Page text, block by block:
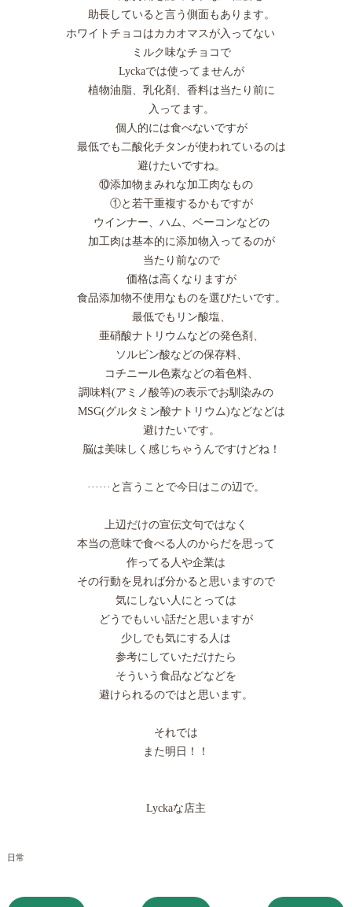
助長していると言う側面もあります。
ホワイトチョコはカカオマスが入ってない
ミルク味なチョコで
Lyckaでは使ってませんが
植物油脂、乳化剤、香料は当たり前に
入ってます。
個人的には食べないですが
最低でも二酸化チタンが使われているのは
避けたいですね。
⑩添加物まみれな加工肉なもの
①と若干重複するかもですが
ウインナー、ハム、ベーコンなどの
加工肉は基本的に添加物入ってるのが
当たり前なので
価格は高くなりますが
食品添加物不使用なものを選びたいです。
最低でもリン酸塩、
亜硝酸ナトリウムなどの発色剤、
ソルビン酸などの保存料、
コチニール色素などの着色料、
調味料(アミノ酸等)の表示でお馴染みの
MSG(グルタミン酸ナトリウム)などなどは
避けたいです。
脳は美味しく感じちゃうんですけどね！
······と言うことで今日はこの辺で。
上辺だけの宣伝文句ではなく
本当の意味で食べる人のからだを思って
作ってる人や企業は
その行動を見れば分かると思いますので
気にしない人にとっては
どうでもいい話だと思いますが
少しでも気にする人は
参考にしていただけたら
そういう食品などなどを
避けられるのではと思います。
それでは
また明日！！
Lyckaな店主
日常